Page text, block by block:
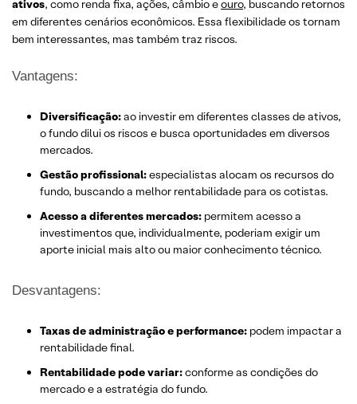
ativos, como renda fixa, ações, câmbio eouro, buscando retornos
em diferentes cenários econômicos. Essa flexibilidade os tornam
bem interessantes, mas também traz riscos.
Vantagens:
Diversificação:ao investir em diferentes classes de ativos,
o fundo dilui os riscos e busca oportunidades em diversos
mercados.
Gestão profissional:especialistas alocam os recursos do
fundo, buscando a melhor rentabilidade para os cotistas.
Acesso a diferentes mercados: permitem acesso a
investimentos que, individualmente, poderiam exigir um
aporte inicial mais alto ou maior conhecimento técnico.
Desvantagens:
Taxas de administração e performance: podem impactar a
rentabilidade final.
Rentabilidade pode variar:conforme as condições do
mercado e a estratégia do fundo.